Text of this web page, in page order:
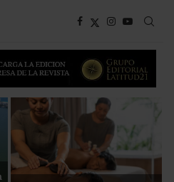
Energía que Impulsa la